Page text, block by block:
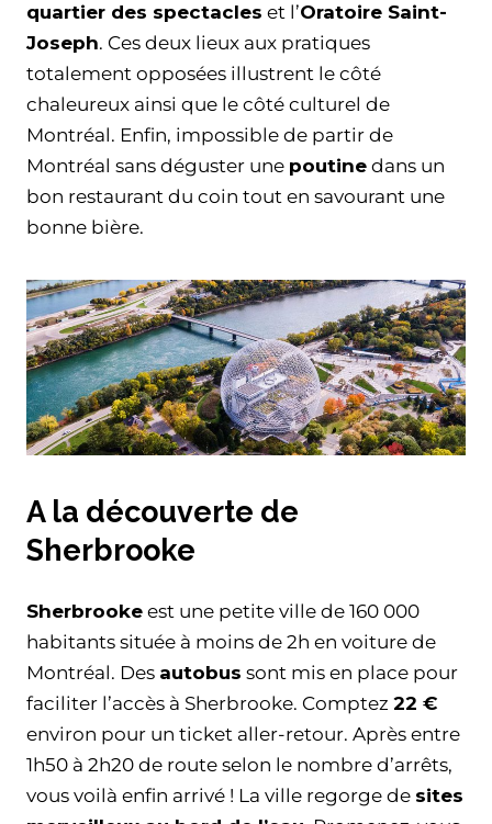
quartier des spectacles et l’Oratoire Saint-
Joseph. Ces deux lieux aux pratiques
totalement opposées illustrent le côté
chaleureux ainsi que le côté culturel de
Montréal. Enfin, impossible de partir de
Montréal sans déguster une poutine dans un
bon restaurant du coin tout en savourant une
bonne bière.
A la découverte de
Sherbrooke
Sherbrooke est une petite ville de 160 000
habitants située à moins de 2h en voiture de
Montréal. Des autobus sont mis en place pour
faciliter l’accès à Sherbrooke. Comptez 22 €
environ pour un ticket aller-retour. Après entre
1h50 à 2h20 de route selon le nombre d’arrêts,
vous voilà enfin arrivé ! La ville regorge de sites